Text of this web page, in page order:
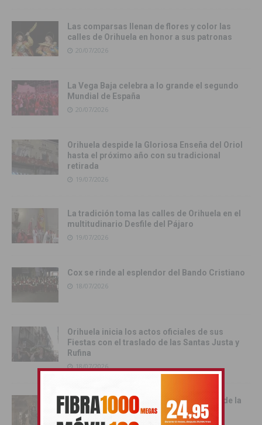
Las comparsas llenan de flores y color las
calles de Orihuela en honor a sus patronas
20/07/2026
La Vega Baja celebra a lo grande el segundo
Mundial de España
20/07/2026
Orihuela despide la Gloriosa Enseña del Oriol
hasta el próximo año con su tradicional
retirada
19/07/2026
La tradición toma las calles de Orihuela en el
multitudinario Desfile del Pájaro
19/07/2026
Cox se rinde al esplendor del Bando Cristiano
18/07/2026
Orihuela inicia los actos oficiales de sus
Fiestas con el traslado de las Santas Justa y
Rufina
18/07/2026
Cox vive su día grande con la procesión de la
Virgen del Carmen